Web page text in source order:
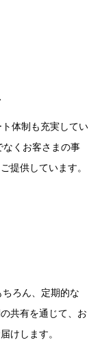
体制も充実してい
なくお客さまの事
提供しています。
ろん、定期的な
共有を通じて、お
けします。